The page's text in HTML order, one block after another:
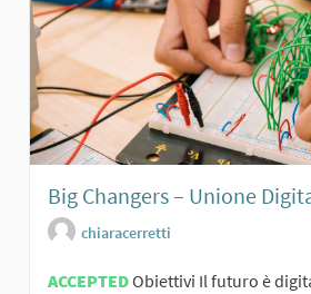
Big Changers – Unione
chiaracerretti
ACCEPTEDObiettivi Il futuro è